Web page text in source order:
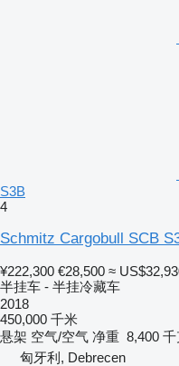
S3B
4
Schmitz Cargobull SCB
¥222,300 €28,500 ≈
半挂车 - 半挂冷藏车
2018
450,000 千米
悬架 空气/空气 净重 8,400
匈牙利, Debrecen